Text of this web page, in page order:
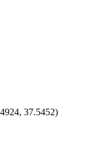
37.5452)